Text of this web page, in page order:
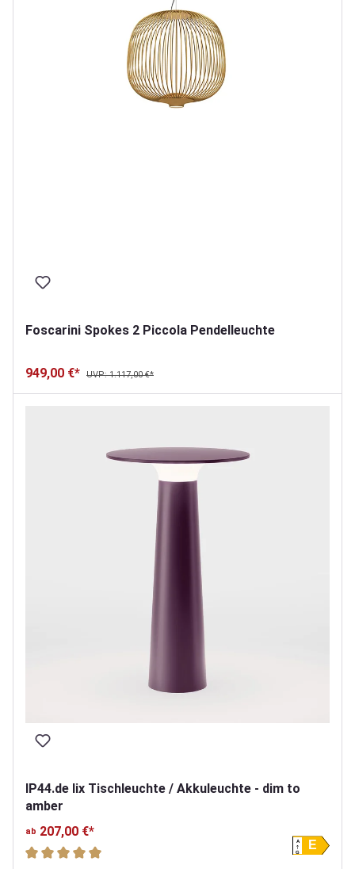
Foscarini Spokes 2 Piccola Pendelleuchte
949,00 €* UVP: 1.117,00 €*
IP44.de lix Tischleuchte / Akkuleuchte - dim to
amber
ab 207,00 €*
E
A
G
Durchschnittliche Bewertung von 5 von 5 Sternen